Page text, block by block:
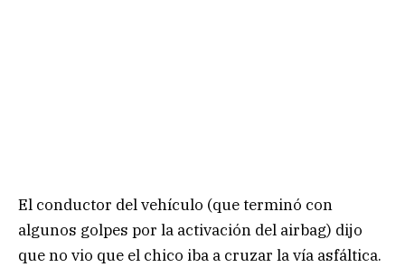
El conductor del vehículo (que terminó con
algunos golpes por la activación del airbag) dijo
que no vio que el chico iba a cruzar la vía asfáltica.